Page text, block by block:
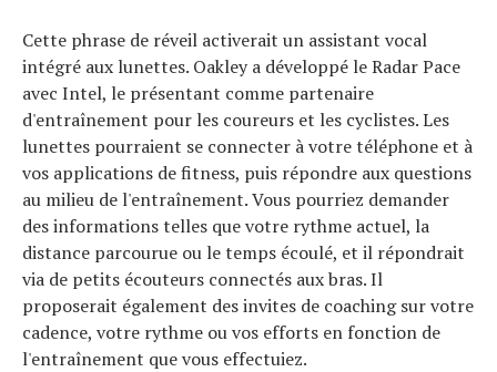
Cette phrase de réveil activerait un assistant vocal
intégré aux lunettes. Oakley a développé le Radar Pace
avec Intel, le présentant comme partenaire
d'entraînement pour les coureurs et les cyclistes. Les
lunettes pourraient se connecter à votre téléphone et à
vos applications de fitness, puis répondre aux questions
au milieu de l'entraînement. Vous pourriez demander
des informations telles que votre rythme actuel, la
distance parcourue ou le temps écoulé, et il répondrait
via de petits écouteurs connectés aux bras. Il
proposerait également des invites de coaching sur votre
cadence, votre rythme ou vos efforts en fonction de
l'entraînement que vous effectuiez.